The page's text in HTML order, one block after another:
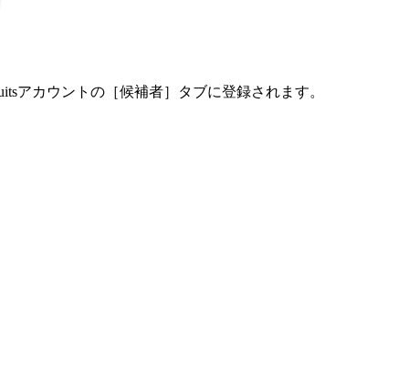
アカウントの［候補者］タブに登録されます。